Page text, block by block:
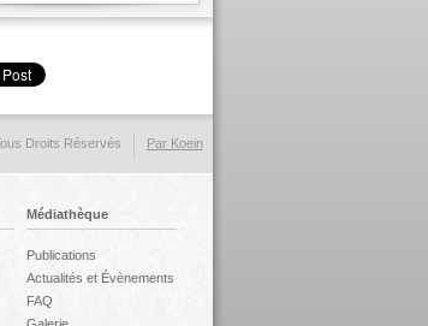
Par Koein
Droits Réservés
Médiathèque
Publications
Actualités et Évènements
FAQ